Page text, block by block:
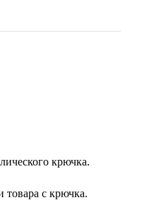
крючка.
товара с крючка.